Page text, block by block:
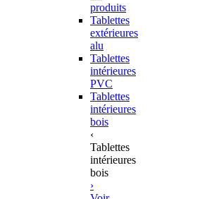
produits
Tablettes
extérieures
alu
Tablettes
intérieures
PVC
Tablettes
intérieures
bois
‹
Tablettes
intérieures
bois
›